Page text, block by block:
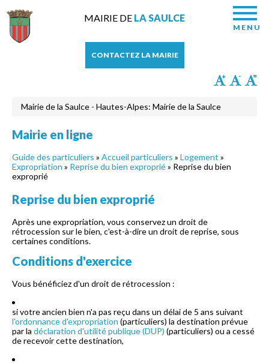
MAIRIE DE LA SAULCE
MENU
CONTACTEZ LA MAIRIE
Mairie de la Saulce - Hautes-Alpes: Mairie de la Saulce
Mairie en ligne
Guide des particuliers » Accueil particuliers » Logement »
Expropriation » Reprise du bien exproprié» Reprise du bien
exproprié
Reprise du bien exproprié
Après une expropriation, vous conservez un droit de
rétrocession sur le bien, c'est-à-dire un droit de reprise, sous
certaines conditions.
Conditions d'exercice
Vous bénéficiez d'un droit de rétrocession :
si votre ancien bien n'a pas reçu dans un délai de 5 ans suivant
l'ordonnance d'expropriation (particuliers) la destination prévue
par la déclaration d'utilité publique (DUP) (particuliers) ou a cessé
de recevoir cette destination,